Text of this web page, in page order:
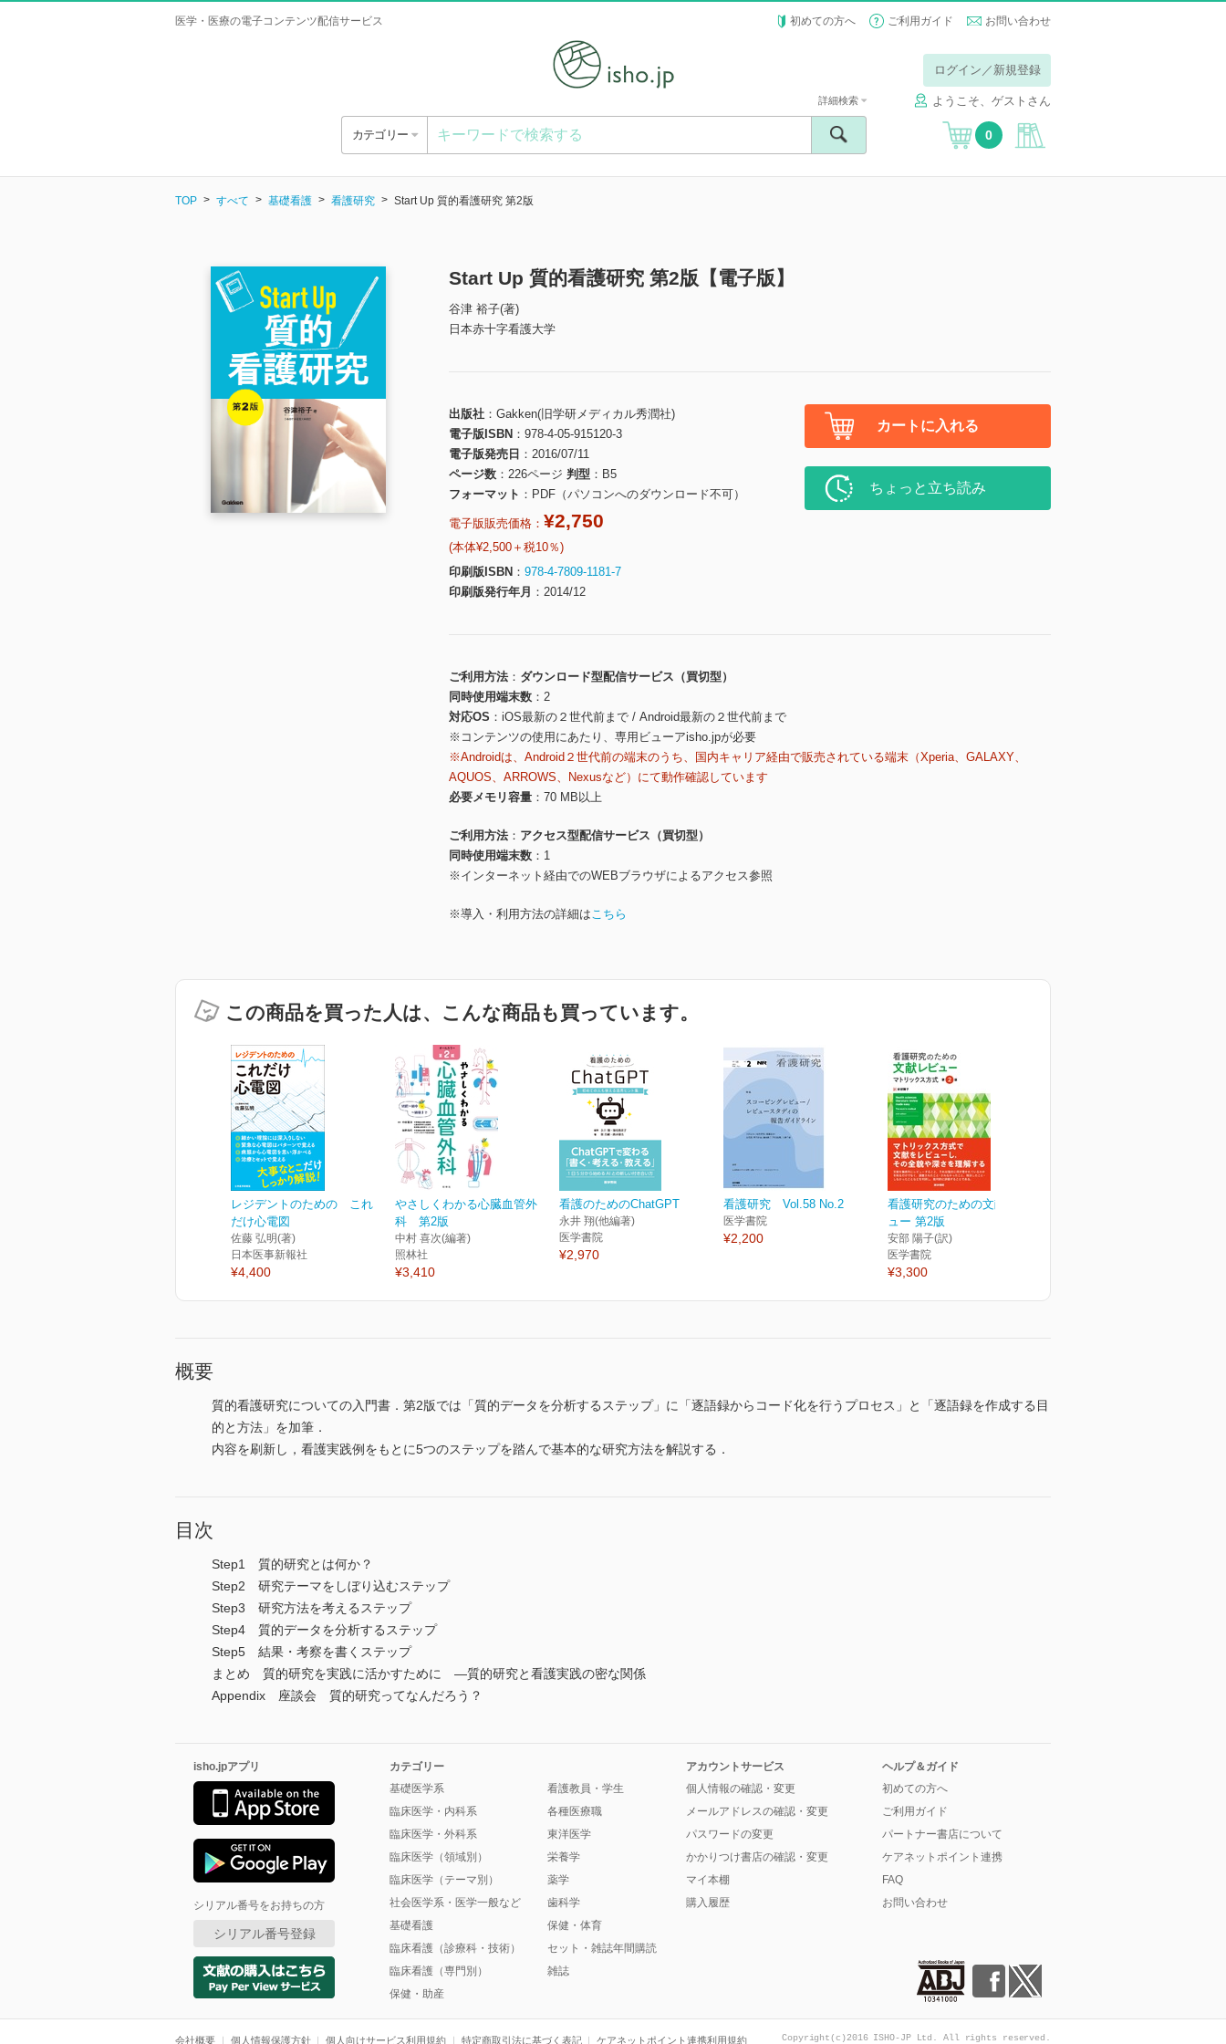
医学・医療の電子コンテンツ配信サービス 初めての方へ ご利用ガイド お問い合わせ
ログイン／新規登録
ようこそ、ゲストさん
カテゴリー
詳細検索
0
TOP すべて 基礎看護 看護研究 Start Up 質的看護研究 第2版
Start Up 質的看護研究 第2版【電子版】
谷津 裕子(著)
日本赤十字看護大学
出版社
Gakken(旧学研メディカル秀潤社)
電子版ISBN
978-4-05-915120-3
電子版発売日
2016/07/11
ページ数
226ページ 判型
B5
フォーマット
PDF（パソコンへのダウンロード不可）
電子版販売価格： ¥2,750
(本体¥2,500＋税10％)
印刷版ISBN
978-4-7809-1181-7
印刷版発行年月
2014/12
カートに入れる
ちょっと立ち読み
ご利用方法
ダウンロード型配信サービス（買切型）
同時使用端末数
2
対応OS
iOS最新の２世代前まで / Android最新の２世代前まで
※コンテンツの使用にあたり、専用ビューアisho.jpが必要
※Androidは、Android２世代前の端末のうち、国内キャリア経由で販売されている端末（Xperia、GALAXY、
AQUOS、ARROWS、Nexusなど）にて動作確認しています
必要メモリ容量
70 MB以上
ご利用方法
アクセス型配信サービス（買切型）
同時使用端末数
1
※インターネット経由でのWEBブラウザによるアクセス参照
※導入・利用方法の詳細はこちら
この商品を買った人は、こんな商品も買っています。
レジデントのための これ
だけ心電図
佐藤 弘明(著)
日本医事新報社
¥4,400
やさしくわかる心臓血管外
科 第2版
中村 喜次(編著)
照林社
¥3,410
看護のためのChatGPT
永井 翔(他編著)
医学書院
¥2,970
看護研究 Vol.58 No.2
医学書院
¥2,200
看護研究のための文献レビ
ュー 第2版
安部 陽子(訳)
医学書院
¥3,300
概要
質的看護研究についての入門書．第2版では「質的データを分析するステップ」に「逐語録からコード化を行うプロセス」と「逐語録を作成する目
的と方法」を加筆．
内容を刷新し，看護実践例をもとに5つのステップを踏んで基本的な研究方法を解説する．
目次
Step1 質的研究とは何か？
Step2 研究テーマをしぼり込むステップ
Step3 研究方法を考えるステップ
Step4 質的データを分析するステップ
Step5 結果・考察を書くステップ
まとめ 質的研究を実践に活かすために ―質的研究と看護実践の密な関係
Appendix 座談会 質的研究ってなんだろう？
isho.jpアプリ
シリアル番号をお持ちの方
シリアル番号登録
カテゴリー
基礎医学系
臨床医学・内科系
臨床医学・外科系
臨床医学（領域別）
臨床医学（テーマ別）
社会医学系・医学一般など
基礎看護
臨床看護（診療科・技術）
臨床看護（専門別）
保健・助産
看護教員・学生
各種医療職
東洋医学
栄養学
薬学
歯科学
保健・体育
セット・雑誌年間購読
雑誌
アカウントサービス
個人情報の確認・変更
メールアドレスの確認・変更
パスワードの変更
かかりつけ書店の確認・変更
マイ本棚
購入履歴
ヘルプ＆ガイド
初めての方へ
ご利用ガイド
パートナー書店について
ケアネットポイント連携
FAQ
お問い合わせ
会社概要 個人情報保護方針 個人向けサービス利用規約 特定商取引法に基づく表記 ケアネットポイント連携利用規約 Copyright(c)2016 ISHO-JP Ltd. All rights reserved.